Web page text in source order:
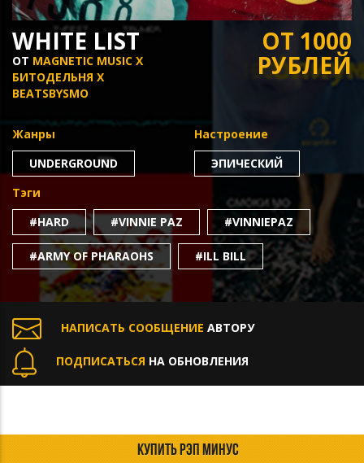
WHITE LIST
ОТ MAGNETIC MUSIC X
БИТОДЕЛЬНЯ X
BEATSBYSMO
ОТ 1000
РУБЛЕЙ
Жанры
UNDERGROUND
Настроение
ЭПИЧЕСКИЙ
Тэги
#HARD
#VINNIE PAZ #VINNIEPAZ
#ARMY OF PHARAOHS #ILL BILL
НАПИСАТЬ СООБЩЕНИЕ АВТОРУ
ПОДПИСАТЬСЯ НА ОБНОВЛЕНИЯ
КУПИТЬ РЭП МИНУС